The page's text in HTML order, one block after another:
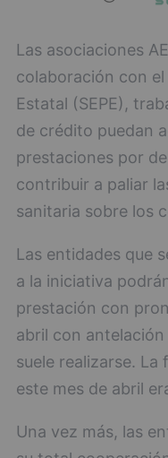
Las asociaciones
colaboración con
Estatal (SEPE),
de crédito puedan
prestaciones por
contribuir a paliar
sanitaria sobre los
Las entidades que
a la iniciativa
prestación con
abril con
suele realizarse.
este mes de abril
Una vez más, las